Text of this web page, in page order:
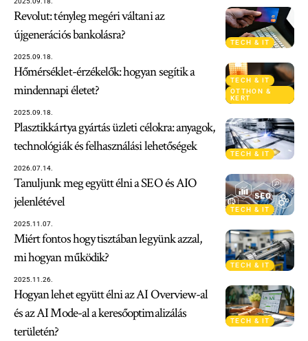
TECH & IT
Revolut: tényleg megéri váltani az
újgenerációs bankolásra?
2025.09.18.
TECH & IT
OTTHON &
KERT
Hőmérséklet-érzékelők: hogyan segítik a
mindennapi életet?
2025.09.18.
TECH & IT
Plasztikkártya gyártás üzleti célokra: anyagok,
technológiák és felhasználási lehetőségek
2026.07.14.
TECH & IT
Tanuljunk meg együtt élni a SEO és AIO
jelenlétével
2025.11.07.
TECH & IT
Miért fontos hogy tisztában legyünk azzal,
mi hogyan működik?
2025.11.26.
TECH & IT
Hogyan lehet együtt élni az AI Overview-al
és az AI Mode-al a keresőoptimalizálás
területén?